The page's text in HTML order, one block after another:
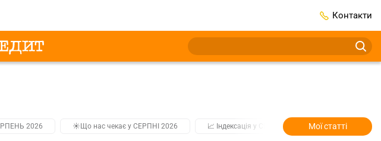
Контакти
2026 ☀️Що нас чекає у СЕРПНІ 2026 📈 Індексація у СЕРПНІ 2️⃣0️⃣2️⃣7️⃣ Усі
Мої статті